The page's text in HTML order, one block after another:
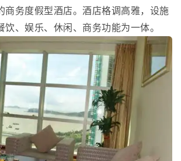
商务度假型酒店。酒店格调高雅，设施
、娱乐、休闲、商务功能为一体。